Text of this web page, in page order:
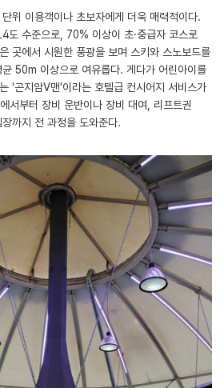
위 이용객이나 초보자에게 더욱 매력적이다.
도 수준으로, 70% 이상이 초․중급자 코스로
곳에서 시원한 풍광을 보며 스키와 스노보드를
50m 이상으로 여유롭다. 게다가 어린아이를
‘곤지암V맨’이라는 호텔급 컨시어지 서비스가
서부터 장비 운반이나 장비 대여, 리프트권
까지 전 과정을 도와준다.